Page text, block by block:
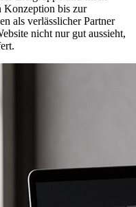
Konzeption bis zur
als verlässlicher Partner
nicht nur gut aussieht,